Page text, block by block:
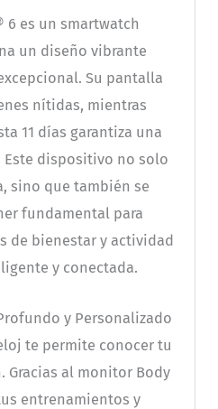
6 es un smartwatch
un diseño vibrante
Su pantalla
nítidas, mientras
11 días garantiza una
dispositivo no solo
sino que también se
fundamental para
de bienestar y actividad
y conectada.
y Personalizado
te permite conocer tu
Gracias al monitor Body
entrenamientos y